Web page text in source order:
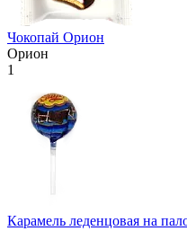
Чокопай Орион
Орион
1
Карамель леденцовая на